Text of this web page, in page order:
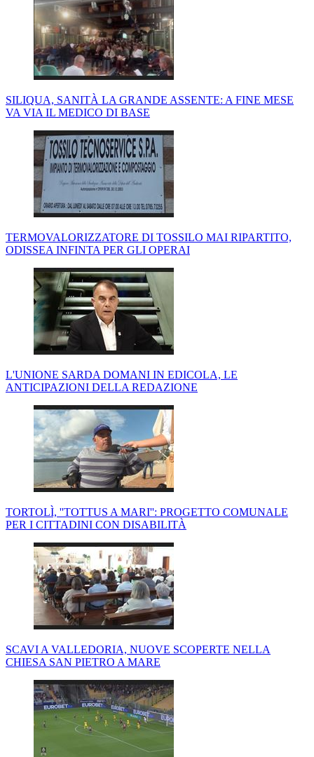
SILIQUA, SANITÀ LA GRANDE ASSENTE: A FINE MESE
VA VIA IL MEDICO DI BASE
TERMOVALORIZZATORE DI TOSSILO MAI RIPARTITO,
ODISSEA INFINTA PER GLI OPERAI
L'UNIONE SARDA DOMANI IN EDICOLA, LE
ANTICIPAZIONI DELLA REDAZIONE
TORTOLÌ, ''TOTTUS A MARI'': PROGETTO COMUNALE
PER I CITTADINI CON DISABILITÀ
SCAVI A VALLEDORIA, NUOVE SCOPERTE NELLA
CHIESA SAN PIETRO A MARE